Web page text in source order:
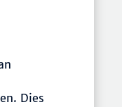
Dies